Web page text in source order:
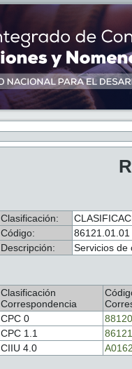
Clasificación:
Código:
86121.01.01
Descripción:
Servicios de
Clasificación
Correspondencia
CPC 0
CPC 1.1
CIIU 4.0